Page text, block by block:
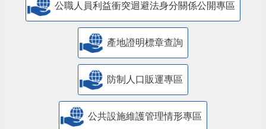
公職人員利益衝突迴避法身分關係公開專區
產地證明標章查詢
防制人口販運專區
​公共設施維護管理情形專區